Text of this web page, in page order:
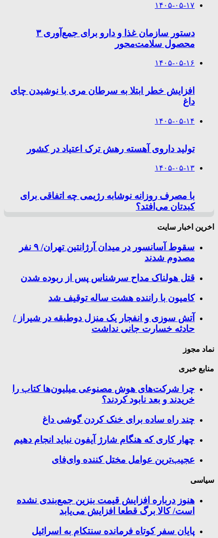
۱۴۰۵-۰۵-۱۷
دستور سازمان غذا و دارو برای جمع‌آوری ۳
محصول سلامت‌محور
۱۴۰۵-۰۵-۱۶
افزایش خطر ابتلا به سرطان مری با نوشیدن چای
داغ
۱۴۰۵-۰۵-۱۴
تولید داروی آهسته رهش ترک اعتیاد در کشور
۱۴۰۵-۰۵-۱۳
با مصرف روزانه نوشابه رژیمی چه اتفاقی برای
کبدتان می‌افتد؟
اخرین اخبار سایت
سقوط آسانسور در میدان آرژانتین تهران/ ۹ نفر
مصدوم شدند
قتل هولناک مداح سرشناس پس از ربوده شدن
کامیون با راننده هشت ساله توقیف شد
آتش سوزی و انفجار یک منزل دوطبقه در شیراز /
حادثه خسارت جانی نداشت
نماد مجوز
منابع خبری
چرا شرکت‌های هوش مصنوعی میلیون‌ها کتاب را
خریدند و بعد نابود کردند؟
چند راه‌ ساده برای خنک کردن گوشی داغ
چهار کاری که هنگام شارژ آیفون نباید انجام دهیم
عجیب‌ترین عوامل مختل کننده وای‌فای
سیاسی
هنوز درباره افزایش قیمت بنزین جمع‌بندی نشده
است/ کالا برگ قطعا افزایش می‌یابد
پایان سفر کوتاه فرمانده سنتکام به اسرائیل